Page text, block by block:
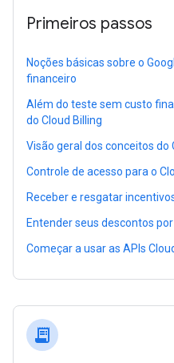
Primeiros passos
Noções básicas sobre o
financeiro
Além do teste sem custo
do Cloud Billing
Visão geral dos conceitos do
Controle de acesso para o
Receber e resgatar
Entender seus descontos
Começar a usar as APIs
receipt_long